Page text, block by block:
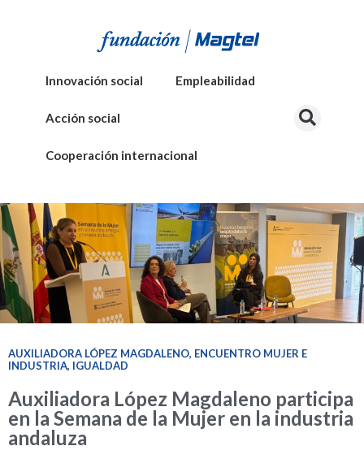
Innovación social Empleabilidad
Acción social
Cooperación internacional
AUXILIADORA LÓPEZ MAGDALENO, ENCUENTRO MUJER E
INDUSTRIA, IGUALDAD
Auxiliadora López Magdaleno participa
en la Semana de la Mujer en la industria
andaluza